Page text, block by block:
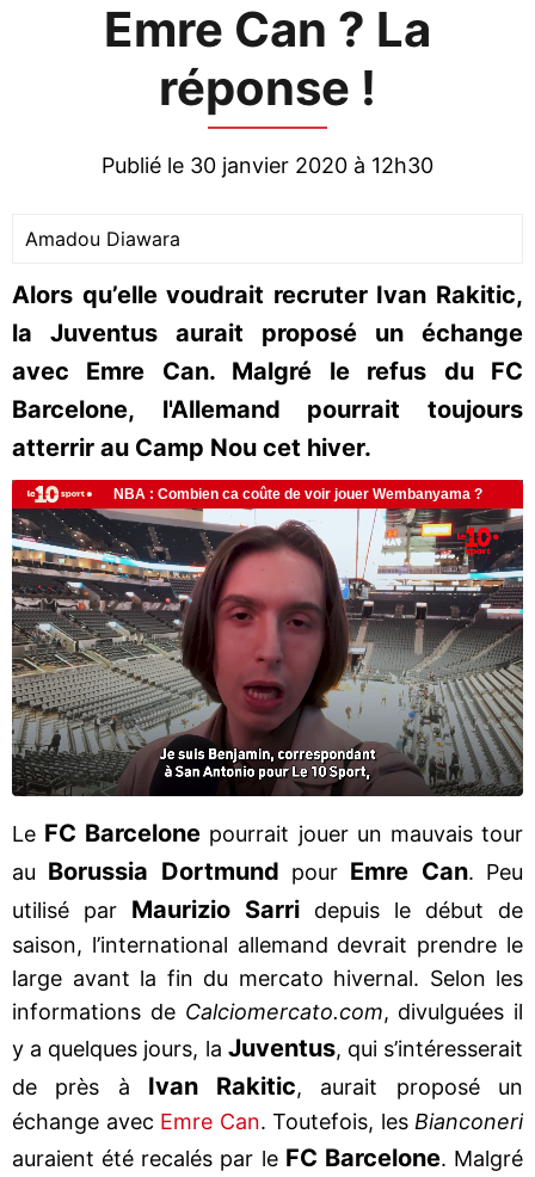
Emre Can ? La
réponse !
Publié le 30 janvier 2020 à 12h30
Amadou Diawara
Alors qu’elle voudrait recruter Ivan Rakitic,
la Juventus aurait proposé un échange
avec Emre Can. Malgré le refus du FC
Barcelone, l'Allemand pourrait toujours
atterrir au Camp Nou cet hiver.
Le FC Barcelone pourrait jouer un mauvais tour
au Borussia Dortmund pour Emre Can. Peu
utilisé par Maurizio Sarri depuis le début de
saison, l’international allemand devrait prendre le
large avant la fin du mercato hivernal. Selon les
informations de Calciomercato.com, divulguées il
y a quelques jours, la Juventus, qui s’intéresserait
de près à Ivan Rakitic, aurait proposé un
échange avec Emre Can. Toutefois, les Bianconeri
auraient été recalés par le FC Barcelone. Malgré